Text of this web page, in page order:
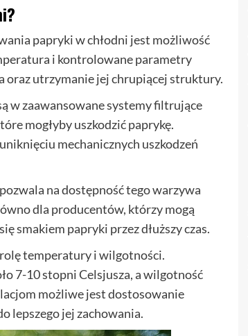
papryki w chłodni jest możliwość
i kontrolowane parametry
oraz utrzymanie jej chrupiącej struktury.
w zaawansowane systemy filtrujące
mogłyby uszkodzić paprykę.
mechanicznych uszkodzeń
na dostępność tego warzywa
dla producentów, którzy mogą
smakiem papryki przez dłuższy czas.
temperatury i wilgotności.
7-10 stopni Celsjusza, a wilgotność
możliwe jest dostosowanie
lepszego jej zachowania.